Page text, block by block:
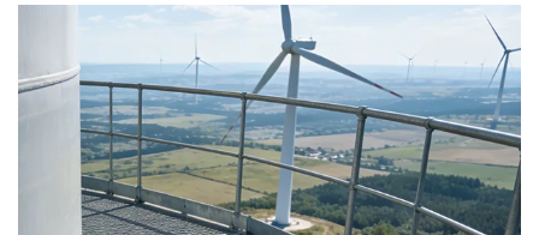
құрылымдық компания инженерлік сараптаманы,
өндірістік қабілетті және жобаны ...